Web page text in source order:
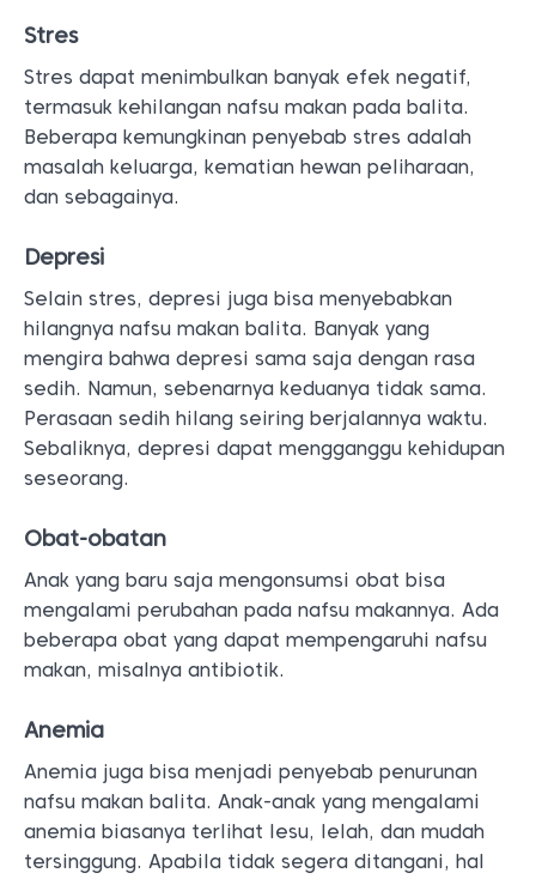
Stres
Stres dapat menimbulkan banyak efek negatif,
termasuk kehilangan nafsu makan pada balita.
Beberapa kemungkinan penyebab stres adalah
masalah keluarga, kematian hewan peliharaan,
dan sebagainya.
Depresi
Selain stres, depresi juga bisa menyebabkan
hilangnya nafsu makan balita. Banyak yang
mengira bahwa depresi sama saja dengan rasa
sedih. Namun, sebenarnya keduanya tidak sama.
Perasaan sedih hilang seiring berjalannya waktu.
Sebaliknya, depresi dapat mengganggu kehidupan
seseorang.
Obat-obatan
Anak yang baru saja mengonsumsi obat bisa
mengalami perubahan pada nafsu makannya. Ada
beberapa obat yang dapat mempengaruhi nafsu
makan, misalnya antibiotik.
Anemia
Anemia juga bisa menjadi penyebab penurunan
nafsu makan balita. Anak-anak yang mengalami
anemia biasanya terlihat lesu, lelah, dan mudah
tersinggung. Apabila tidak segera ditangani, hal